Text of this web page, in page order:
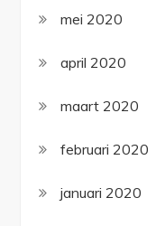
mei 2020
april 2020
maart 2020
februari 2020
januari 2020